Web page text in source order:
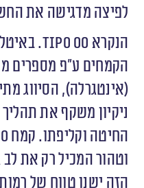
לפיצה מדגישה את
הנקרא
Tipo
00.
(אינטגרלה), הסיווג
ניקיון משקף את
וטהור המכיל רק את לב
הזה ישנו טווח של